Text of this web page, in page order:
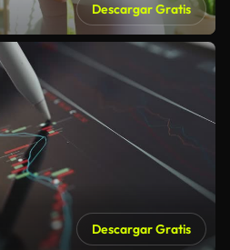
Descargar Gratis
Descargar Gratis